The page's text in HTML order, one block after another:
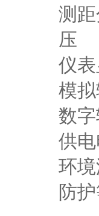
测距
压
仪表显
模拟
数字输
供电电
环境
防护